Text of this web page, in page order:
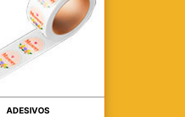
ADESIVOS